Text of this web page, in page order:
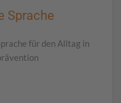
Sprache
für den Alltag in